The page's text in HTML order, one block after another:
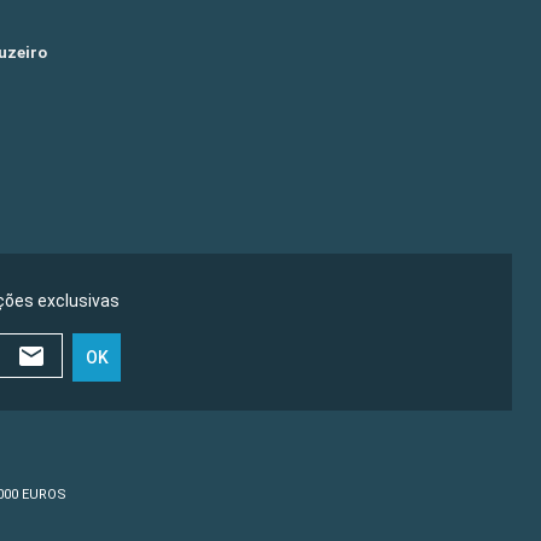
exclusivas
OK
EUROS